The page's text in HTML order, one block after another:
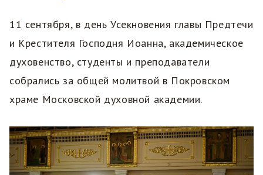
11 сентября, в день Усекновения главы Предтечи
и Крестителя Господня Иоанна, академическое
духовенство, студенты и преподаватели
собрались за общей молитвой в Покровском
храме Московской духовной академии.